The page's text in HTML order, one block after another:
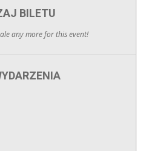
BILETU
any more for this event!